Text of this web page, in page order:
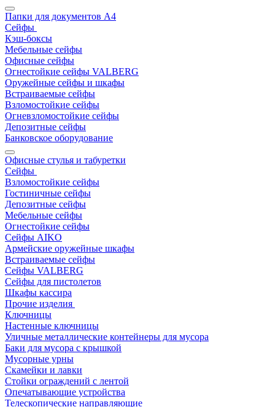
Папки для документов A4
Сейфы
Кэш-боксы
Мебельные сейфы
Офисные сейфы
Огнестойкие сейфы VALBERG
Оружейные сейфы и шкафы
Встраиваемые сейфы
Взломостойкие сейфы
Огневзломостойкие сейфы
Депозитные сейфы
Банковское оборудование
Офисные стулья и табуретки
Сейфы
Взломостойкие сейфы
Гостиничные сейфы
Депозитные сейфы
Мебельные сейфы
Огнестойкие сейфы
Сейфы AIKO
Армейские оружейные шкафы
Встраиваемые сейфы
Сейфы VALBERG
Сейфы для пистолетов
Шкафы кассира
Прочие изделия
Ключницы
Настенные ключницы
Уличные металлические контейнеры для мусора
Баки для мусора с крышкой
Мусорные урны
Скамейки и лавки
Стойки ограждений с лентой
Опечатывающие устройства
Телескопические направляющие